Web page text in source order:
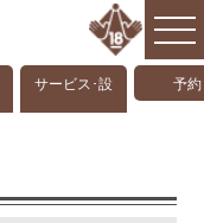
サービス･設
備情報
予約